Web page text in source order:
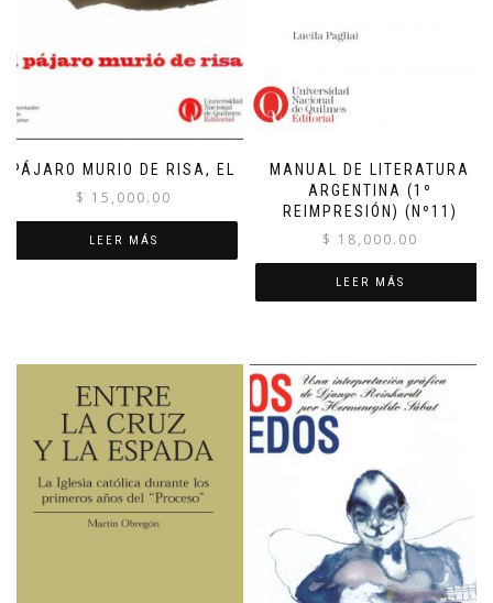
PÁJARO MURIO DE RISA, EL
$ 15,000.00
LEER MÁS
MANUAL DE LITERATURA
ARGENTINA (1º
REIMPRESIÓN) (Nº11)
$ 18,000.00
LEER MÁS